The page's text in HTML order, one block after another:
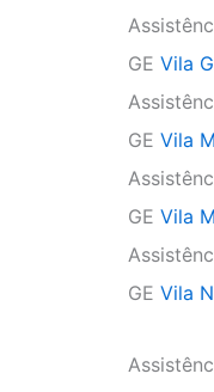
GE Vila
GE Vila
GE Vila
GE Vila